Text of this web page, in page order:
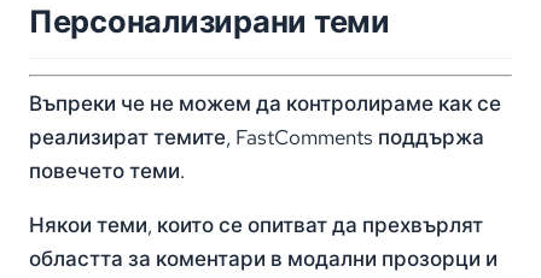
Персонализирани теми
Въпреки че не можем да контролираме как се
реализират темите, FastComments поддържа
повечето теми.
Някои теми, които се опитват да прехвърлят
областта за коментари в модални прозорци и